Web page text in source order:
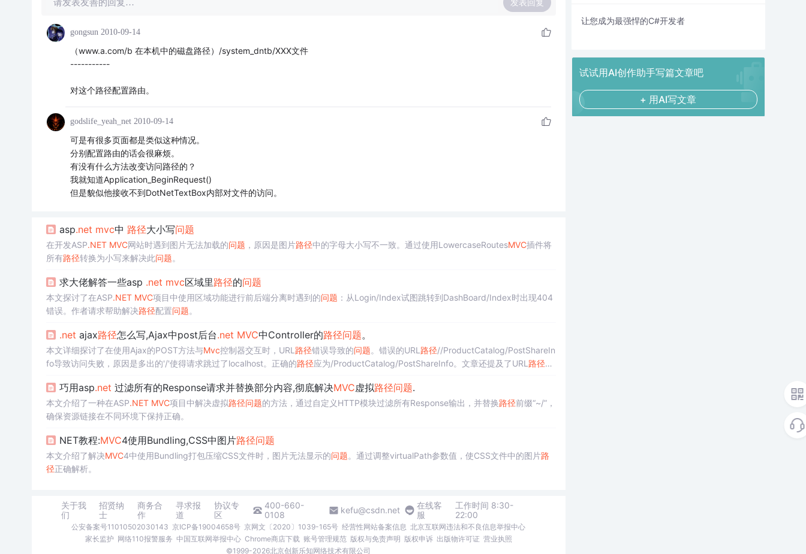
请发表友善的回复… 发表回复
gongsun 2010-09-14
（www.a.com/b 在本机中的磁盘路径）/system_dntb/XXX文件
-----------
对这个路径配置路由。
godslife_yeah_net 2010-09-14
可是有很多页面都是类似这种情况。
分别配置路由的话会很麻烦。
有没有什么方法改变访问路径的？
我就知道Application_BeginRequest()
但是貌似他接收不到DotNetTextBox内部对文件的访问。
asp.net mvc中 路径大小写问题
在开发ASP.NET MVC网站时遇到图片无法加载的问题 ，原因是图片路径中的字母大小写不一致。通过使用LowercaseRoutesMVC插件将
所有路径转换为小写来解决此问题。
求大佬解答一些asp .net mvc区域里路径的问题
本文探讨了在ASP.NET MVC项目中使用区域功能进行前后端分离时遇到的问题 ：从Login/Index试图跳转到DashBoard/Index时出现404
错误。作者请求帮助解决路径配置问题。
.net ajax路径怎么写,Ajax中post后台.net MVC中Controller的路径问题。
本文详细探讨了在使用Ajax的POST方法与Mvc控制器交互时，URL 路径错误导致的问题。错误的URL 路径//ProductCatalog/PostShareIn
fo导致访问失败，原因是多出的'/'使得请求跳过了localhost。正确的路径应为/ProductCatalog/PostShareInfo。文章还提及了URL 路径
gMVC中使用Freemarker的经验和Ajax参数传递到后台的技巧。
巧用asp.net 过滤所有的Response请求并替换部分内容,彻底解决MVC虚拟路径问题.
本文介绍了一种在ASP.NET MVC项目中解决虚拟路径问题的方法，通过自定义HTTP模块过滤所有Response输出，并替换路径前缀“~/”，
确保资源链接在不同环境下保持正确。
NET教程:MVC4使用Bundling,CSS中图片路径问题
本文介绍了解决MVC4中使用Bundling打包压缩CSS文件时，图片无法显示的问题。通过调整virtualPath参数值，使CSS文件中的图片路
径正确解析。
关于我
们
招贤纳
士
商务合
作
寻求报
道
协议专
区
400-660-
0108
kefu@csdn.net
在线客
服
工作时间 8:30-
22:00
公安备案号11010502030143 京ICP备19004658号 京网文〔2020〕1039-165号 经营性网站备案信息 北京互联网违法和不良信息举报中心
家长监护 网络110报警服务 中国互联网举报中心 Chrome商店下载 账号管理规范 版权与免责声明 版权申诉 出版物许可证 营业执照
©1999-2026北京创新乐知网络技术有限公司
让您成为最强悍的C#开发者
试试用AI创作助手写篇文章吧
+ 用AI写文章